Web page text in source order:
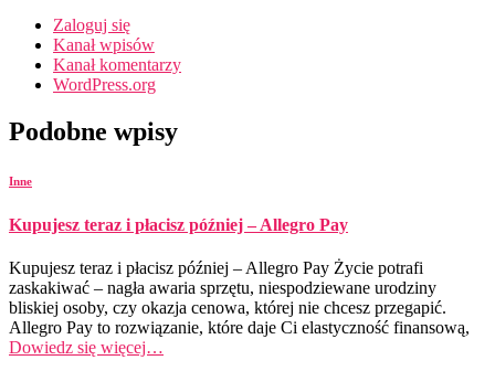
Zaloguj się
Kanał wpisów
Kanał komentarzy
WordPress.org
Podobne wpisy
Inne
Kupujesz teraz i płacisz później – Allegro Pay
Kupujesz teraz i płacisz później – Allegro Pay Życie potrafi
zaskakiwać – nagła awaria sprzętu, niespodziewane urodziny
bliskiej osoby, czy okazja cenowa, której nie chcesz przegapić.
Allegro Pay to rozwiązanie, które daje Ci elastyczność finansową,
Dowiedz się więcej…